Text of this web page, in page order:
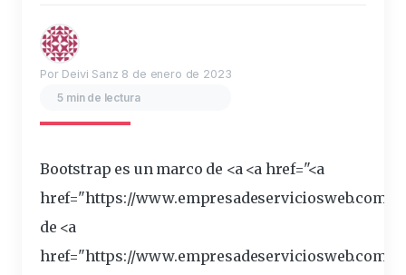
Por Deivi Sanz 8 de enero de 2023
5 min de lectura
Bootstrap es un marco de <a <a href="<a
href="https://www.empresadeserviciosweb.com/
de <a
href="https://www.empresadeserviciosweb.com